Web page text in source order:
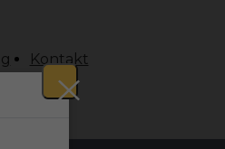
Kontakt